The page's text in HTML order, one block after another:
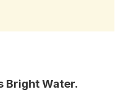
Bright Water.